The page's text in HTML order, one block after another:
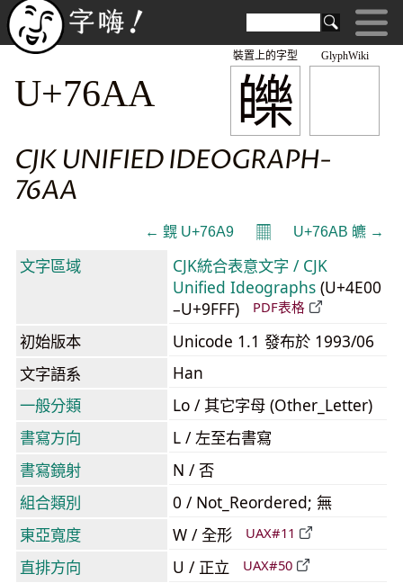
GlyphWiki
皪
裝置上的字型
U+76AA
CJK UNIFIED IDEOGRAPH-
76AA
← 皩 U+76A9 𝄜 U+76AB 皫 →
文字區域
CJK統合表意文字 / CJK
Unified Ideographs (U+4E00
–U+9FFF)
PDF表格
初始版本
Unicode 1.1 發布於 1993/06
文字語系
Han
一般分類
Lo / 其它字母 (Other_Letter)
書寫方向
L / 左至右書寫
書寫鏡射
N / 否
組合類別
0 / Not_Reordered; 無
東亞寬度
W / 全形 UAX#11
直排方向 U / 正立 UAX#50